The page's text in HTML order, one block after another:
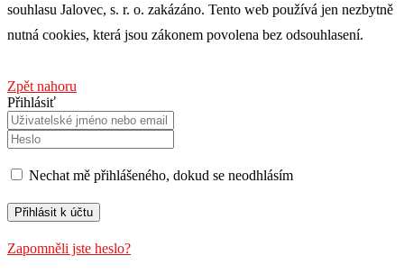
souhlasu Jalovec, s. r. o. zakázáno. Tento web používá jen nezbytně
nutná cookies, která jsou zákonem povolena bez odsouhlasení.
Zpět nahoru
Přihlásiť
Nechat mě přihlášeného, ​​dokud se neodhlásím
Zapomněli jste heslo?